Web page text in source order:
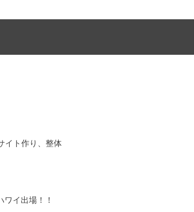
イト作り、整体
イ出場！！